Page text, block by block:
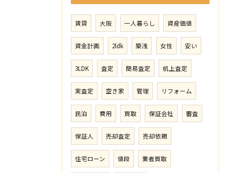
賃貸 大阪 一人暮らし 資産価値
資金計画 2ldk 築浅 女性 安い
3LDK 査定 簡易査定 机上査定
実査定 空き家 管理 リフォーム
民泊 費用 買取 保証会社 審査
保証人 売却査定 売却依頼
住宅ローン 値段 業者買取